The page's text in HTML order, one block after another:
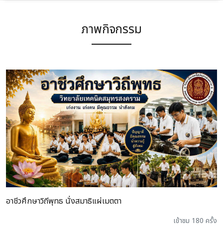
ภาพกิจกรรม
อาชีวศึกษาวิถีพุทธ นั่งสมาธิแผ่เมตตา
เข้าชม 180 ครั้ง